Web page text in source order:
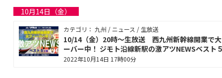
10月14日（金）
カテゴリ： 九州 / ニュース / 生放送
10/14（金）20時～生放送 西九州新幹線開業で大
ーバー中！ ジモト沿線新駅の激アツNEWSベスト５
2022年10月14日 17時00分